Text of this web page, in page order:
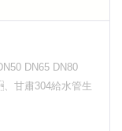
DN65 DN80
甘肅304給水管生